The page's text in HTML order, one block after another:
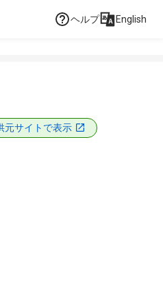
ヘルプ English
元サイトで表示